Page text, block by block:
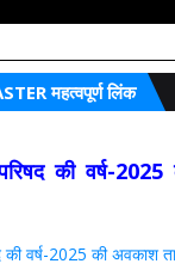
महत्वपूर्ण लिंक
की वर्ष-
की वर्ष-2025 की अवकाश